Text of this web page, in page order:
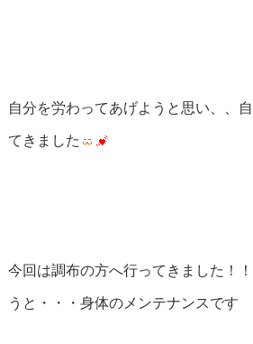
自分を労わってあげようと思い、、
てきました
今回は調布の方へ行ってきました！
うと・・・身体のメンテナンスです